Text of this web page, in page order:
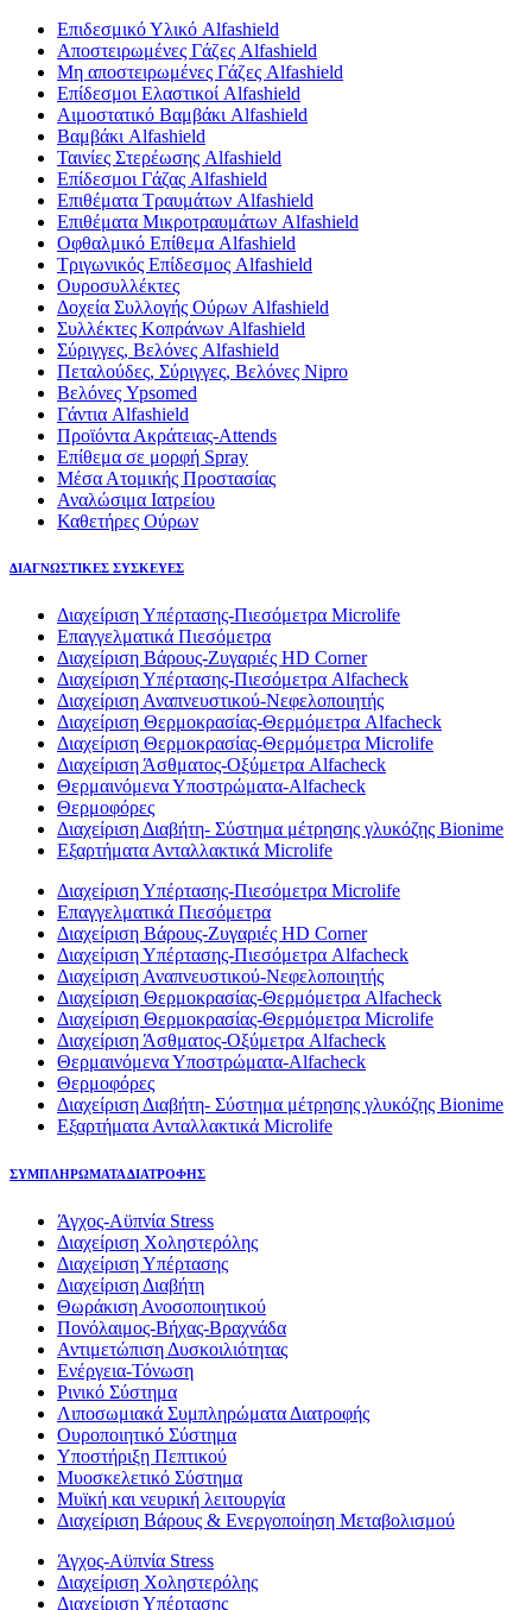
Επιδεσμικό Υλικό Alfashield
Αποστειρωμένες Γάζες Alfashield
Μη αποστειρωμένες Γάζες Alfashield
Επίδεσμοι Ελαστικοί Alfashield
Αιμοστατικό Βαμβάκι Alfashield
Βαμβάκι Alfashield
Ταινίες Στερέωσης Alfashield
Επίδεσμοι Γάζας Alfashield
Επιθέματα Τραυμάτων Alfashield
Επιθέματα Μικροτραυμάτων Alfashield
Οφθαλμικό Eπίθεμα Alfashield
Τριγωνικός Επίδεσμος Alfashield
Ουροσυλλέκτες
Δοχεία Συλλογής Ούρων Alfashield
Συλλέκτες Κοπράνων Alfashield
Σύριγγες, Βελόνες Alfashield
Πεταλούδες, Σύριγγες, Βελόνες Nipro
Βελόνες Ypsomed
Γάντια Alfashield
Προϊόντα Ακράτειας-Attends
Επίθεμα σε μορφή Spray
Μέσα Ατομικής Προστασίας
Αναλώσιμα Ιατρείου
Καθετήρες Ούρων
ΔΙΑΓΝΩΣΤΙΚΕΣ ΣΥΣΚΕΥΕΣ
Διαχείριση Υπέρτασης-Πιεσόμετρα Microlife
Επαγγελματικά Πιεσόμετρα
Διαχείριση Βάρους-Ζυγαριές HD Corner
Διαχείριση Υπέρτασης-Πιεσόμετρα Alfacheck
Διαχείριση Αναπνευστικού-Νεφελοποιητής
Διαχείριση Θερμοκρασίας-Θερμόμετρα Alfacheck
Διαχείριση Θερμοκρασίας-Θερμόμετρα Microlife
Διαχείριση Άσθματος-Οξύμετρα Alfacheck
Θερμαινόμενα Υποστρώματα-Alfacheck
Θερμοφόρες
Διαχείριση Διαβήτη- Σύστημα μέτρησης γλυκόζης Bionime
Εξαρτήματα Ανταλλακτικά Microlife
Διαχείριση Υπέρτασης-Πιεσόμετρα Microlife
Επαγγελματικά Πιεσόμετρα
Διαχείριση Βάρους-Ζυγαριές HD Corner
Διαχείριση Υπέρτασης-Πιεσόμετρα Alfacheck
Διαχείριση Αναπνευστικού-Νεφελοποιητής
Διαχείριση Θερμοκρασίας-Θερμόμετρα Alfacheck
Διαχείριση Θερμοκρασίας-Θερμόμετρα Microlife
Διαχείριση Άσθματος-Οξύμετρα Alfacheck
Θερμαινόμενα Υποστρώματα-Alfacheck
Θερμοφόρες
Διαχείριση Διαβήτη- Σύστημα μέτρησης γλυκόζης Bionime
Εξαρτήματα Ανταλλακτικά Microlife
ΣΥΜΠΛΗΡΩΜΑΤΑ ΔΙΑΤΡΟΦΗΣ
Άγχος-Αϋπνία Stress
Διαχείριση Χοληστερόλης
Διαχείριση Υπέρτασης
Διαχείριση Διαβήτη
Θωράκιση Ανοσοποιητικού
Πονόλαιμος-Βήχας-Βραχνάδα
Αντιμετώπιση Δυσκοιλιότητας
Eνέργεια-Τόνωση
Ρινικό Σύστημα
Λιποσωμιακά Συμπληρώματα Διατροφής
Ουροποιητικό Σύστημα
Υποστήριξη Πεπτικού
Μυοσκελετικό Σύστημα
Μυϊκή και νευρική λειτουργία
Διαχείριση Βάρους & Ενεργοποίηση Μεταβολισμού
Άγχος-Αϋπνία Stress
Διαχείριση Χοληστερόλης
Διαχείριση Υπέρτασης